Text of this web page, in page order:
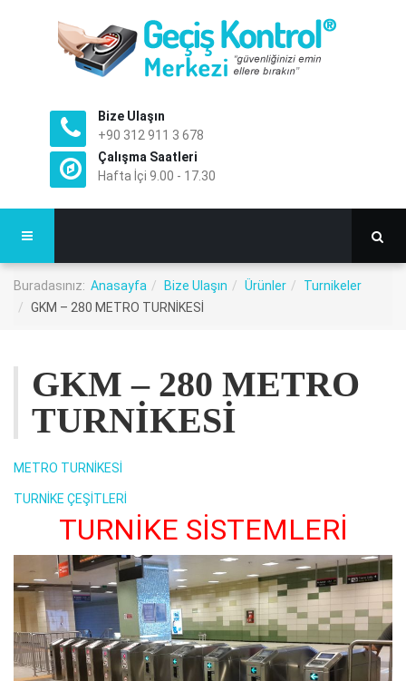
Bize Ulaşın
+90 312 911 3 678
Çalışma Saatleri
Hafta İçi 9.00 - 17.30
Buradasınız: Anasayfa Bize Ulaşın Ürünler
Turnikeler
GKM – 280 METRO TURNİKESİ
GKM – 280 METRO
TURNİKESİ
METRO TURNİKESİ
TURNİKE ÇEŞİTLERİ
TURNİKE SİSTEMLERİ